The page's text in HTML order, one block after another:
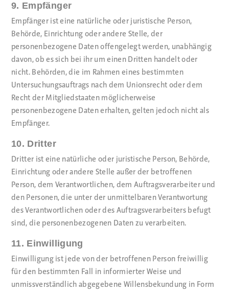
9. Empfänger
Empfänger ist eine natürliche oder juristische Person,
Behörde, Einrichtung oder andere Stelle, der
personenbezogene Daten offengelegt werden, unabhängig
davon, ob es sich bei ihr um einen Dritten handelt oder
nicht. Behörden, die im Rahmen eines bestimmten
Untersuchungsauftrags nach dem Unionsrecht oder dem
Recht der Mitgliedstaaten möglicherweise
personenbezogene Daten erhalten, gelten jedoch nicht als
Empfänger.
10. Dritter
Dritter ist eine natürliche oder juristische Person, Behörde,
Einrichtung oder andere Stelle außer der betroffenen
Person, dem Verantwortlichen, dem Auftragsverarbeiter und
den Personen, die unter der unmittelbaren Verantwortung
des Verantwortlichen oder des Auftragsverarbeiters befugt
sind, die personenbezogenen Daten zu verarbeiten.
11. Einwilligung
Einwilligung ist jede von der betroffenen Person freiwillig
für den bestimmten Fall in informierter Weise und
unmissverständlich abgegebene Willensbekundung in Form